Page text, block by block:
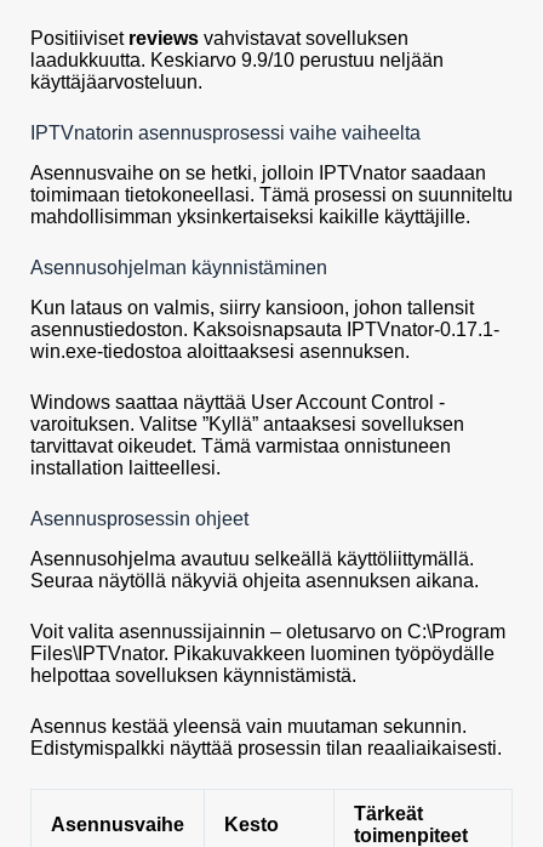
Positiiviset reviews vahvistavat sovelluksen
laadukkuutta. Keskiarvo 9.9/10 perustuu neljään
käyttäjäarvosteluun.
IPTVnatorin asennusprosessi vaihe vaiheelta
Asennusvaihe on se hetki, jolloin IPTVnator saadaan
toimimaan tietokoneellasi. Tämä prosessi on suunniteltu
mahdollisimman yksinkertaiseksi kaikille käyttäjille.
Asennusohjelman käynnistäminen
Kun lataus on valmis, siirry kansioon, johon tallensit
asennustiedoston. Kaksoisnapsauta IPTVnator-0.17.1-
win.exe-tiedostoa aloittaaksesi asennuksen.
Windows saattaa näyttää User Account Control -
varoituksen. Valitse ”Kyllä” antaaksesi sovelluksen
tarvittavat oikeudet. Tämä varmistaa onnistuneen
installation laitteellesi.
Asennusprosessin ohjeet
Asennusohjelma avautuu selkeällä käyttöliittymällä.
Seuraa näytöllä näkyviä ohjeita asennuksen aikana.
Voit valita asennussijainnin – oletusarvo on C:\Program
Files\IPTVnator. Pikakuvakkeen luominen työpöydälle
helpottaa sovelluksen käynnistämistä.
Asennus kestää yleensä vain muutaman sekunnin.
Edistymispalkki näyttää prosessin tilan reaaliaikaisesti.
Asennusvaihe Kesto
Tärkeät
toimenpiteet